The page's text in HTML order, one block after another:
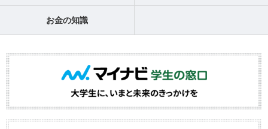
お金の知識